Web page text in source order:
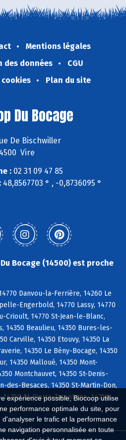
expérience possible, Biocoop utilise
performance optimale du site, pour
le trafic et la performance
navigation personnalisée en toute
Mentions légales
des données
CGU
Plan du site
Du Bocage
De Bischwiller
Vire
:02 31 09 47 85
48,8567703 ° , -0,8736095 °
Bocage (14500) est proche
Danvou-la-Ferrière, 14260 Le
Engerbold, 14770 Lassy, 14770
Crioult, 14770 St-Jean-le-Blanc,
14350 Beaulieu, 14350 Bures-les-
Carville, 14350 Etouvy, 14350 La
14350 Le Bény-Bocage, 14350
14350 Malloué, 14350 Mont-
Montchauvet, 14350 St-Denis-
des-Besaces, 14350 St-Martin-Don,
St-Pierre-Tarentaine, 14350